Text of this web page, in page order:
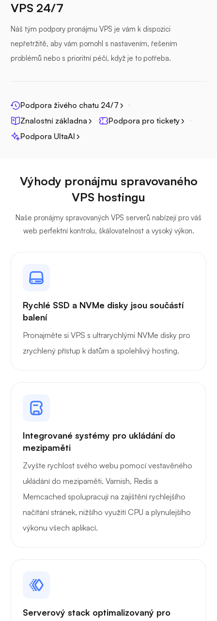
Seafile
Zázrak
Přenašeč
VPS 24/7
Náš tým podpory pronájmu VPS je vám k dispozici
nepřetržitě, aby vám pomohl s nastavením, řešením
problémů nebo s prioritní péčí, když je to potřeba.
Podpora živého chatu 24/7
Znalostní základna
Podpora pro tickety
Podpora UltaAI
Výhody pronájmu spravovaného
VPS hostingu
Naše pronájmy spravovaných VPS serverů nabízejí pro váš
web perfektní kontrolu, škálovatelnost a vysoký výkon.
Rychlé SSD a NVMe disky jsou součástí
balení
Pronajměte si VPS s ultrarychlými NVMe disky pro
zrychlený přístup k datům a spolehlivý hosting.
Integrované systémy pro ukládání do
mezipaměti
Zvyšte rychlost svého webu pomocí vestavěného
ukládání do mezipaměti. Varnish, Redis a
Memcached spolupracují na zajištění rychlejšího
načítání stránek, nižšího využití CPU a plynulejšího
výkonu všech aplikací.
Serverový stack optimalizovaný pro